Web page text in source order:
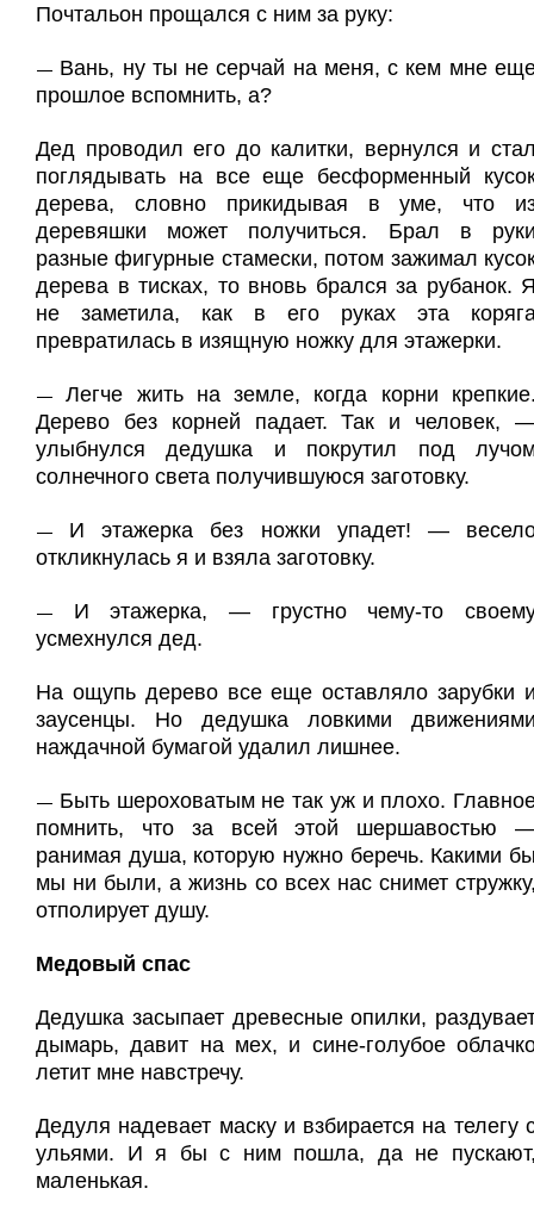
Почтальон прощался с ним за руку:
— Вань, ну ты не серчай на меня, с кем мне
прошлое вспомнить, а?
Дед проводил его до калитки, вернулся и
поглядывать на все еще бесформенный
дерева, словно прикидывая в уме, что
деревяшки может получиться. Брал в
разные фигурные стамески, потом зажимал
дерева в тисках, то вновь брался за рубанок.
не заметила, как в его руках эта
превратилась в изящную ножку для этажерки.
—Легче жить на земле, когда корни
Дерево без корней падает. Так и человек,
улыбнулся дедушка и покрутил под
солнечного света получившуюся заготовку.
— И этажерка без ножки упадет! —
откликнулась я и взяла заготовку.
— И этажерка, — грустно чему-то
усмехнулся дед.
На ощупь дерево все еще оставляло зарубки
заусенцы. Но дедушка ловкими
наждачной бумагой удалил лишнее.
— Быть шероховатым не так уж и плохо.
помнить, что за всей этой шершавостью
ранимая душа, которую нужно беречь. Какими
мы ни были, а жизнь со всех нас снимет
отполирует душу.
Медовый спас
Дедушка засыпает древесные опилки,
дымарь, давит на мех, и сине-голубое
летит мне навстречу.
Дедуля надевает маску и взбирается на телегу
ульями. И я бы с ним пошла, да не
маленькая.